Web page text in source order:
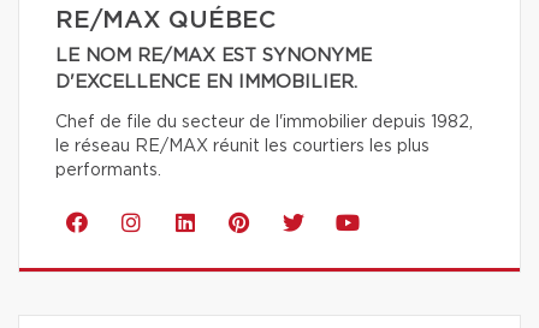
RE/MAX QUÉBEC
LE NOM RE/MAX EST SYNONYME
D'EXCELLENCE EN IMMOBILIER.
Chef de file du secteur de l'immobilier depuis 1982,
le réseau RE/MAX réunit les courtiers les plus
performants.